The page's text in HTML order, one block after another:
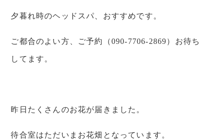
夕暮れ時のヘッドスパ、おすすめです。
ご都合のよい方、ご予約（090-7706-2869）お待ち
してます。
昨日たくさんのお花が届きました。
待合室はただいまお花畑となっています。